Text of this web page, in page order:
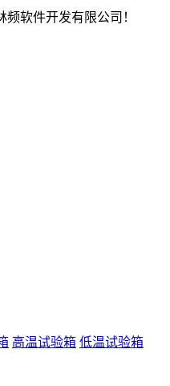
软件开发有限公司！
高温试验箱 低温试验箱